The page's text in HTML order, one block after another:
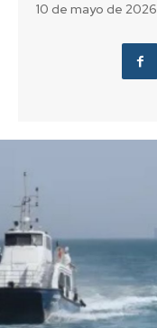
10 de mayo de 2026